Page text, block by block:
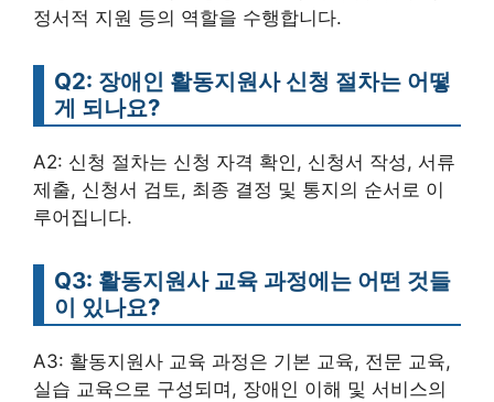
정서적 지원 등의 역할을 수행합니다.
Q2: 장애인 활동지원사 신청 절차는 어떻
게 되나요?
A2: 신청 절차는 신청 자격 확인, 신청서 작성, 서류
제출, 신청서 검토, 최종 결정 및 통지의 순서로 이
루어집니다.
Q3: 활동지원사 교육 과정에는 어떤 것들
이 있나요?
A3: 활동지원사 교육 과정은 기본 교육, 전문 교육,
실습 교육으로 구성되며, 장애인 이해 및 서비스의